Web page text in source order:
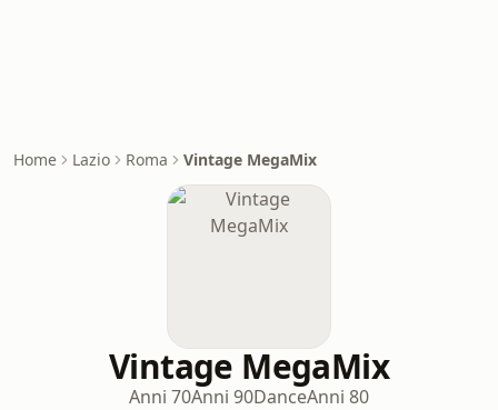
Home Lazio Roma Vintage MegaMix
Vintage MegaMix
Anni 70Anni 90DanceAnni 80